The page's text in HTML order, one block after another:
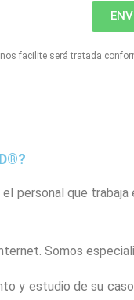
facilite será tratada
el personal que trabaja
Somos
y estudio de su